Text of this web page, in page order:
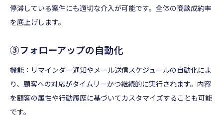
停滞している案件にも適切な介入が可能です。全体の商談成約率
を底上げします。
③フォローアップの自動化
機能：リマインダー通知やメール送信スケジュールの自動化によ
り、顧客への対応がタイムリーかつ継続的に実行されます。内容
を顧客の属性や行動履歴に基づいてカスタマイズすることも可能
です。